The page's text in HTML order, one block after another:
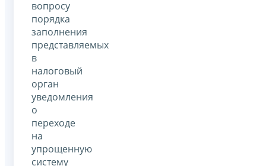
вопросу
порядка
заполнения
представляемых
в
налоговый
орган
уведомления
о
переходе
на
упрощенную
систему